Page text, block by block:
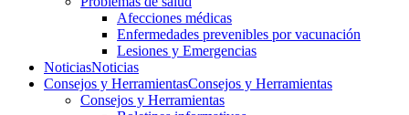
Afecciones médicas
Enfermedades prevenibles por vacunación
Lesiones y Emergencias
NoticiasNoticias
Consejos y HerramientasConsejos y Herramientas
Consejos y Herramientas